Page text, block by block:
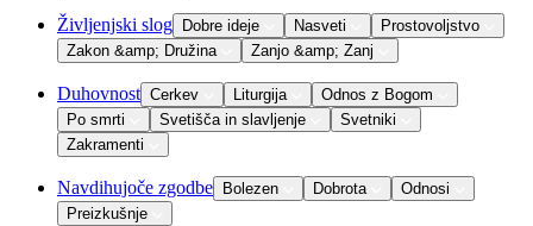
Življenjski slog Dobre ideje Nasveti
Prostovoljstvo
Zakon &amp; Družina
Zanjo &amp; Zanj
Duhovnost Cerkev Liturgija
Odnos z Bogom
Po smrti
Svetišča in slavljenje
Svetniki
Zakramenti
Navdihujoče zgodbe Bolezen Dobrota
Odnosi
Preizkušnje